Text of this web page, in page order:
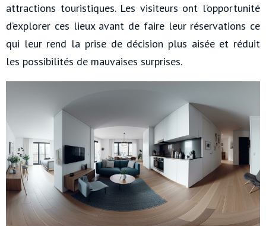
attractions touristiques. Les visiteurs ont l’opportunité
d’explorer ces lieux avant de faire leur réservations ce
qui leur rend la prise de décision plus aisée et réduit
les possibilités de mauvaises surprises.